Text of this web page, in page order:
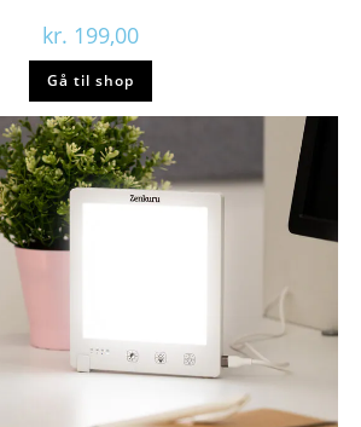
kr. 199,00
Gå til shop